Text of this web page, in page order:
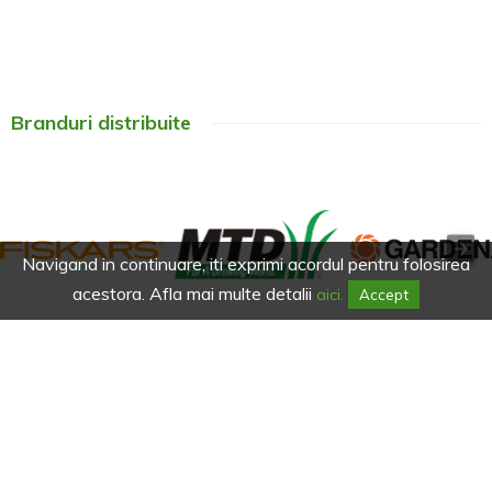
Branduri distribuite
Navigand in continuare, iti exprimi acordul pentru folosirea
acestora. Afla mai multe detalii aici. Accept